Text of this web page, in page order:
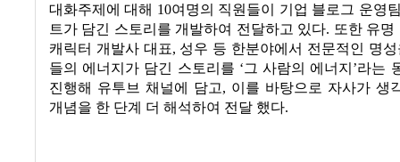
대화주제에 대해 10여명의 직원들이 기업 블로그 운영
트가 담긴 스토리를 개발하여 전달하고 있다. 또한 유명
캐릭터 개발사 대표, 성우 등 한분야에서 전문적인 명
들의 에너지가 담긴 스토리를 ‘그 사람의 에너지’라는
진행해 유투브 채널에 담고, 이를 바탕으로 자사가 생
개념을 한 단계 더 해석하여 전달 했다.